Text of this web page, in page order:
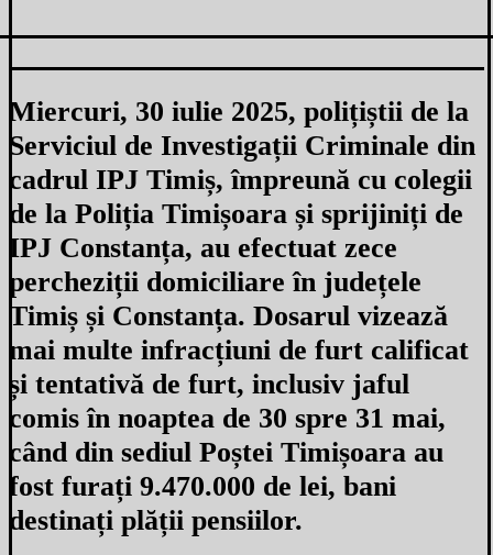
Miercuri, 30 iulie 2025, polițiștii de la
Serviciul de Investigații Criminale din
cadrul IPJ Timiș, împreună cu colegii
de la Poliția Timișoara și sprijiniți de
IPJ Constanța, au efectuat zece
percheziții domiciliare în județele
Timiș și Constanța. Dosarul vizează
mai multe infracțiuni de furt calificat
și tentativă de furt, inclusiv jaful
comis în noaptea de 30 spre 31 mai,
când din sediul Poștei Timișoara au
fost furați 9.470.000 de lei, bani
destinați plății pensiilor.